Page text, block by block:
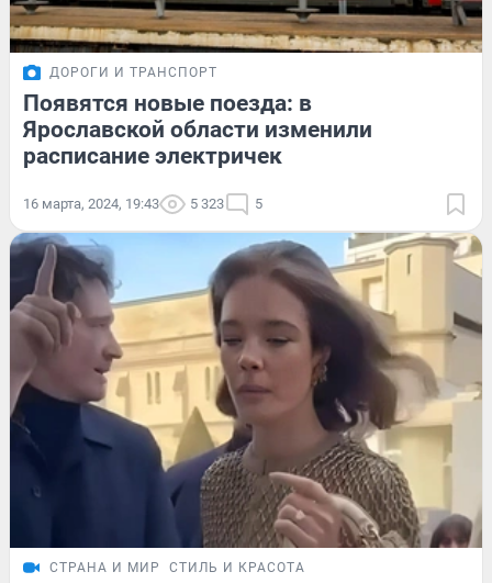
ДОРОГИ И ТРАНСПОРТ
Появятся новые поезда: в
Ярославской области изменили
расписание электричек
16 марта, 2024, 19:43 5 323 5
СТРАНА И МИР СТИЛЬ И КРАСОТА